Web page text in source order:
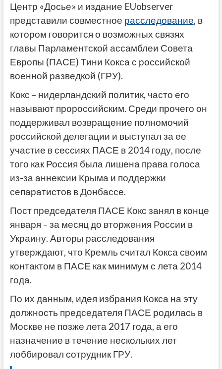
Центр «Досье» и издание EUobserver
представили совместное расследование, в
котором говорится о возможных связях
главы Парламентской ассамблеи Совета
Европы (ПАСЕ) Тини Кокса с российской
военной разведкой (ГРУ).
Кокс – нидерландский политик, часто его
называют пророссийским. Среди прочего он
поддерживал возвращение полномочий
российской делегации и выступал за ее
участие в сессиях ПАСЕ в 2014 году, после
того как Россия была лишена права голоса
из-за аннексии Крыма и поддержки
сепаратистов в Донбассе.
Пост председателя ПАСЕ Кокс занял в конце
января – за месяц до вторжения России в
Украину. Авторы расследования
утверждают, что Кремль считал Кокса своим
контактом в ПАСЕ как минимум с лета 2014
года.
По их данным, идея избрания Кокса на эту
должность председателя ПАСЕ родилась в
Москве не позже лета 2017 года, а его
назначение в течение нескольких лет
лоббировал сотрудник ГРУ.